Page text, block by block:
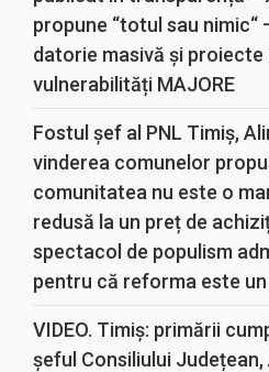
propune “totul sau nimic“
datorie masivă și proiecte
vulnerabilități MAJORE
Fostul șef al PNL Timiș,
vinderea comunelor
comunitatea nu este o
redusă la un preț de
spectacol de populism
pentru că reforma este un
VIDEO. Timiș: primării
șeful Consiliului